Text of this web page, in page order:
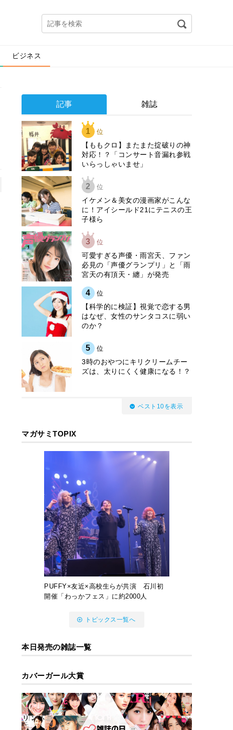
ビジネス
記事 雑誌
1 位
【ももクロ】またまた掟破りの神
対応！？「コンサート音漏れ参戦
いらっしゃいませ」
2 位
イケメン＆美女の漫画家がこんな
に！アイシールド21にテニスの王
子様ら
3 位
可愛すぎる声優・雨宮天、ファン
必見の「声優グランプリ」と「雨
宮天の有頂天・纏」が発売
4 位
【科学的に検証】視覚で恋する男
はなぜ、女性のサンタコスに弱い
のか？
5 位
3時のおやつにキリクリームチー
ズは、太りにくく健康になる！？
ベスト10を表示
マガサミTOPIX
PUFFY×友近×高校生らが共演 石川初
開催「わっかフェス」に約2000人
トピックス一覧へ
本日発売の雑誌一覧
カバーガール大賞